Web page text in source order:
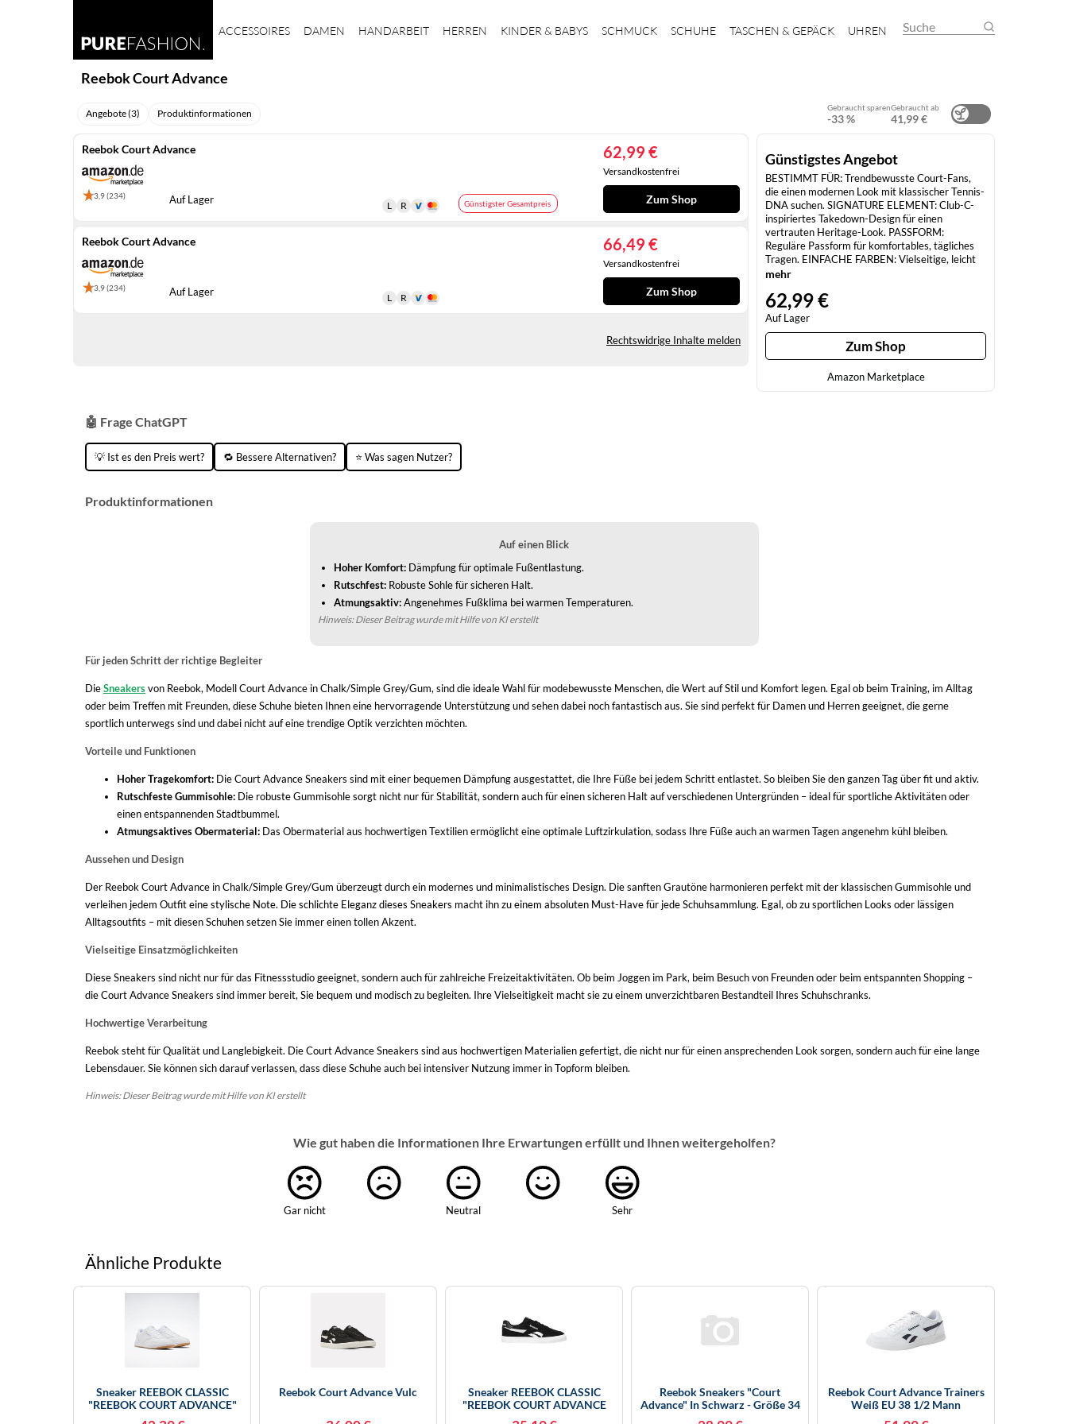
ACCESSOIRES DAMEN HANDARBEIT HERREN KINDER & BABYS SCHMUCK SCHUHE TASCHEN & GEPÄCK UHREN Suche
Reebok Court Advance
Angebote (3) Produktinformationen Gebraucht sparen
-33 %
Gebraucht ab
41,99 €
Reebok Court Advance
3,9 (234)
Günstigster Gesamtpreis
Auf Lager
62,99 €
Versandkostenfrei
Zum Shop
Reebok Court Advance
3,9 (234) Auf Lager
66,49 €
Versandkostenfrei
Zum Shop
Rechtswidrige Inhalte melden
Günstigstes Angebot
BESTIMMT FÜR: Trendbewusste Court-Fans,
die einen modernen Look mit klassischer Tennis-
DNA suchen. SIGNATURE ELEMENT: Club-C-
inspiriertes Takedown-Design für einen
vertrauten Heritage-Look. PASSFORM:
Reguläre Passform für komfortables, tägliches
Tragen. EINFACHE FARBEN: Vielseitige, leicht
kombinierbare Farbvarianten für jeden
Synthetikleder-Mix mit Wildleder-Zehenbereich
für zusätzliche Struktur.
mehr
62,99 €
Auf Lager
Zum Shop
Amazon Marketplace
🤖 Frage ChatGPT
💡 Ist es den Preis wert? 🔁 Bessere Alternativen? ⭐ Was sagen Nutzer?
Produktinformationen
Auf einen Blick
Hoher Komfort:Dämpfung für optimale Fußentlastung.
Rutschfest:Robuste Sohle für sicheren Halt.
Atmungsaktiv:Angenehmes Fußklima bei warmen Temperaturen.
Hinweis: Dieser Beitrag wurde mit Hilfe von KI erstellt
Für jeden Schritt der richtige Begleiter
DieSneakersvon Reebok, Modell Court Advance in Chalk/Simple Grey/Gum, sind die ideale Wahl für modebewusste Menschen, die Wert auf Stil und Komfort legen. Egal ob beim Training, im Alltag
oder beim Treffen mit Freunden, diese Schuhe bieten Ihnen eine hervorragende Unterstützung und sehen dabei noch fantastisch aus. Sie sind perfekt für Damen und Herren geeignet, die gerne
sportlich unterwegs sind und dabei nicht auf eine trendige Optik verzichten möchten.
Vorteile und Funktionen
Hoher Tragekomfort: Die Court Advance Sneakers sind mit einer bequemen Dämpfung ausgestattet, die Ihre Füße bei jedem Schritt entlastet. So bleiben Sie den ganzen Tag über fit und aktiv.
Rutschfeste Gummisohle: Die robuste Gummisohle sorgt nicht nur für Stabilität, sondern auch für einen sicheren Halt auf verschiedenen Untergründen – ideal für sportliche Aktivitäten oder
einen entspannenden Stadtbummel.
Atmungsaktives Obermaterial: Das Obermaterial aus hochwertigen Textilien ermöglicht eine optimale Luftzirkulation, sodass Ihre Füße auch an warmen Tagen angenehm kühl bleiben.
Aussehen und Design
Der Reebok Court Advance in Chalk/Simple Grey/Gum überzeugt durch ein modernes und minimalistisches Design. Die sanften Grautöne harmonieren perfekt mit der klassischen Gummisohle und
verleihen jedem Outfit eine stylische Note. Die schlichte Eleganz dieses Sneakers macht ihn zu einem absoluten Must-Have für jede Schuhsammlung. Egal, ob zu sportlichen Looks oder lässigen
Alltagsoutfits – mit diesen Schuhen setzen Sie immer einen tollen Akzent.
Vielseitige Einsatzmöglichkeiten
Diese Sneakers sind nicht nur für das Fitnessstudio geeignet, sondern auch für zahlreiche Freizeitaktivitäten. Ob beim Joggen im Park, beim Besuch von Freunden oder beim entspannten Shopping –
die Court Advance Sneakers sind immer bereit, Sie bequem und modisch zu begleiten. Ihre Vielseitigkeit macht sie zu einem unverzichtbaren Bestandteil Ihres Schuhschranks.
Hochwertige Verarbeitung
Reebok steht für Qualität und Langlebigkeit. Die Court Advance Sneakers sind aus hochwertigen Materialien gefertigt, die nicht nur für einen ansprechenden Look sorgen, sondern auch für eine lange
Lebensdauer. Sie können sich darauf verlassen, dass diese Schuhe auch bei intensiver Nutzung immer in Topform bleiben.
Hinweis: Dieser Beitrag wurde mit Hilfe von KI erstellt
Wie gut haben die Informationen Ihre Erwartungen erfüllt und Ihnen weitergeholfen?
Gar nicht Neutral Sehr
Ähnliche Produkte
Sneaker REEBOK CLASSIC
"REEBOK COURT ADVANCE"
Reebok Court Advance Vulc
Sneaker REEBOK CLASSIC
"REEBOK COURT ADVANCE
Reebok Sneakers "Court
Advance" In Schwarz - Größe 34
Reebok Court Advance Trainers
Weiß EU 38 1/2 Mann